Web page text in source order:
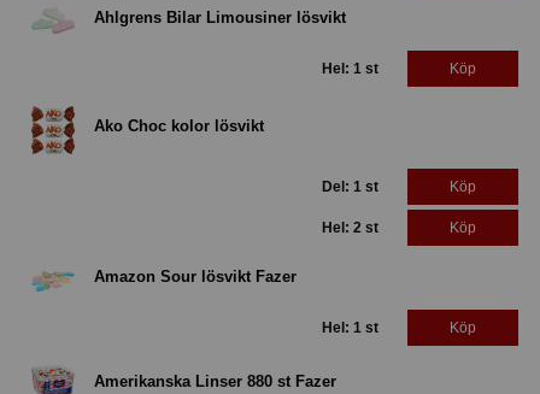
Ahlgrens Bilar Limousiner lösvikt
Hel: 1 st Köp
Ako Choc kolor lösvikt
Del: 1 st Köp
Hel: 2 st Köp
Amazon Sour lösvikt Fazer
Hel: 1 st Köp
Amerikanska Linser 880 st Fazer